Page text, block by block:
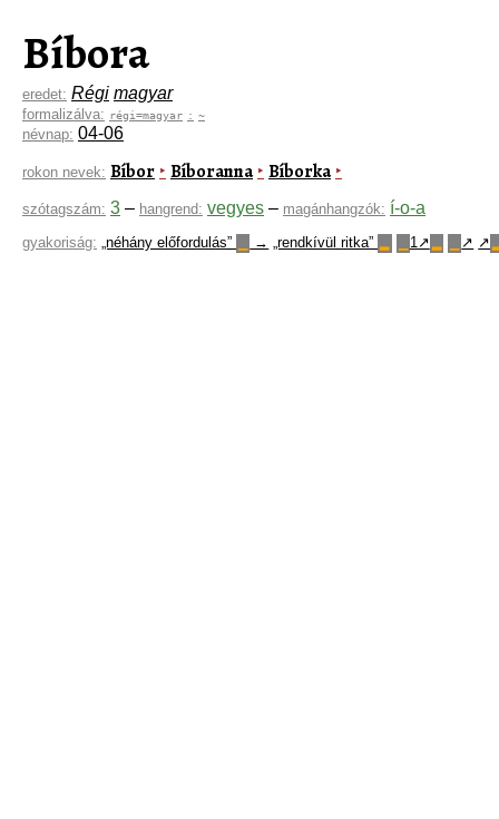
Bíbora
eredet: Régi magyar
formalizálva: régi=magyar : ~
névnap: 04-06
rokon nevek: Bíbor ‣ Bíboranna ‣ Bíborka ‣
szótagszám: 3 – hangrend: vegyes – magánhangzók: í-o-a
gyakoriság: „néhány előfordulás” → „rendkívül ritka” 1↗ ↗ ↗